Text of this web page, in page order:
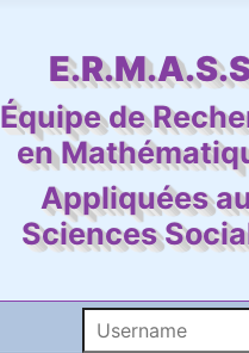
Équipe de
en
Appliquées
Sciences
Username